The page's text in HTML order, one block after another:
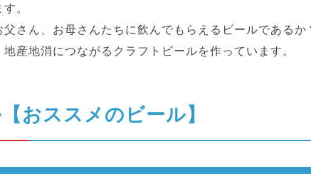
。
父さん、お母さんたちに飲んでもらえるビールであるか
地産地消につながるクラフトビールを作っています。
おススメのビール】